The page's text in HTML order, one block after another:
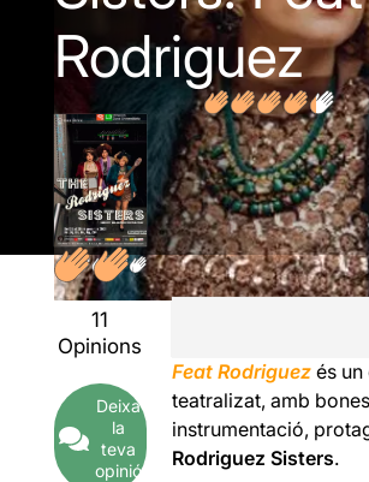
Rodriguez
11
Opinions
Deixa
la
teva
opinió
Feat Rodriguez és
teatralizat, amb
instrumentació,
Rodriguez Sisters.